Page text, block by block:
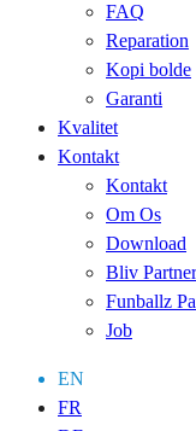
FAQ
Reparation
Kopi bolde
Garanti
Kvalitet
Kontakt
Kontakt
Om Os
Download
Bliv Partner
Funballz
Job
EN
FR